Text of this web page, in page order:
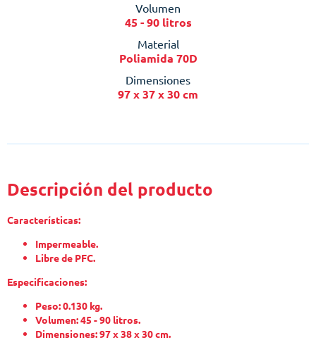
Volumen
45 - 90 litros
Material
Poliamida 70D
Dimensiones
97 x 37 x 30 cm
Descripción del producto
Características:
Impermeable.
Libre de PFC.
Especificaciones:
Peso: 0.130 kg.
Volumen: 45 - 90 litros.
Dimensiones: 97 x 38 x 30 cm.